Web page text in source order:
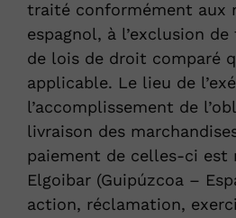
traité conformément aux
espagnol, à l’exclusion
de lois de droit comparé
applicable. Le lieu de
l’accomplissement de
livraison des
paiement de celles-ci est
Elgoibar (Guipúzcoa –
action, réclamation,